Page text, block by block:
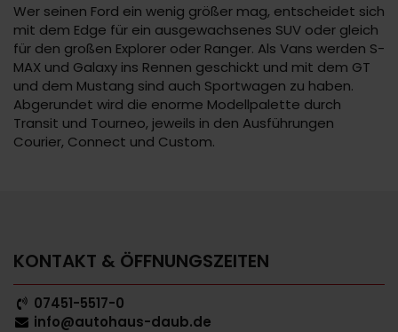
Wer seinen Ford ein wenig größer mag, entscheidet sich
mit dem Edge für ein ausgewachsenes SUV oder gleich
für den großen Explorer oder Ranger. Als Vans werden S-
MAX und Galaxy ins Rennen geschickt und mit dem GT
und dem Mustang sind auch Sportwagen zu haben.
Abgerundet wird die enorme Modellpalette durch
Transit und Tourneo, jeweils in den Ausführungen
Courier, Connect und Custom.
KONTAKT & ÖFFNUNGSZEITEN
07451-5517-0
info@autohaus-daub.de